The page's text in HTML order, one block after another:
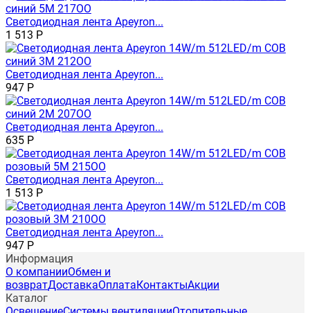
Светодиодная лента Apeyron...
1 513 Р
Светодиодная лента Apeyron...
947 Р
Светодиодная лента Apeyron...
635 Р
Светодиодная лента Apeyron...
1 513 Р
Светодиодная лента Apeyron...
947 Р
Информация
О компанииОбмен и
возвратДоставкаОплатаКонтактыАкции
Каталог